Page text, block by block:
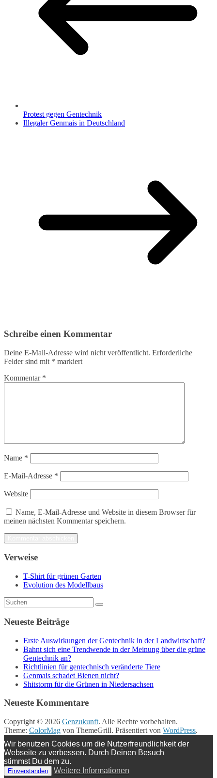
Protest gegen Gentechnik
Illegaler Genmais in Deutschland
Schreibe einen Kommentar
Deine E-Mail-Adresse wird nicht veröffentlicht. Erforderliche
Felder sind mit * markiert
Kommentar *
Name *
E-Mail-Adresse *
Website
Name, E-Mail-Adresse und Website in diesem Browser für
meinen nächsten Kommentar speichern.
Verweise
T-Shirt für grünen Garten
Evolution des Modellbaus
Neueste Beiträge
Erste Auswirkungen der Gentechnik in der Landwirtschaft?
Bahnt sich eine Trendwende in der Meinung über die grüne
Gentechnik an?
Richtlinien für gentechnisch veränderte Tiere
Genmais schadet Bienen nicht?
Shitstorm für die Grünen in Niedersachsen
Neueste Kommentare
Copyright © 2026 Genzukunft. Alle Rechte vorbehalten.
Theme: ColorMag von ThemeGrill. Präsentiert von WordPress.
Wir benutzen Cookies um die Nutzerfreundlichkeit der
Webseite zu verbessen. Durch Deinen Besuch
stimmst Du dem zu.
Einverstanden Weitere Informationen